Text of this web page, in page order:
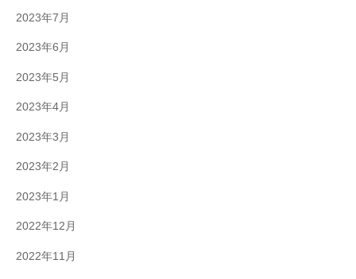
2023年7月
2023年6月
2023年5月
2023年4月
2023年3月
2023年2月
2023年1月
2022年12月
2022年11月